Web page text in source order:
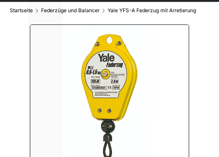
STAPLER-ANBAUGERÄTE
HÖHENSICHERUNGSAUSRÜSTUNG
Startseite Federzüge und Balancer Yale YFS-A Federzug mit Arretierung